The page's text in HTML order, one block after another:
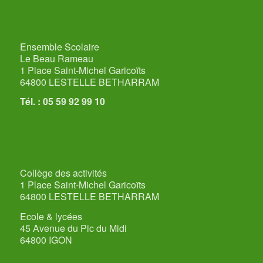
Ensemble Scolaire
Le Beau Rameau
1 Place Saint-Michel Garicoïts
64800 LESTELLE BETHARRAM
Tél. : 05 59 92 99 10
Collège des activités
1 Place Saint-Michel Garicoïts
64800 LESTELLE BETHARRAM
Ecole & lycées
45 Avenue du Pic du Midi
64800 IGON